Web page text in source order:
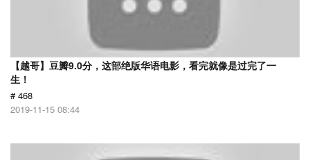
【越哥】豆瓣9.0分，这部绝版华语电影，看完就像是过完了一
生！
# 468
2019-11-15 08:44